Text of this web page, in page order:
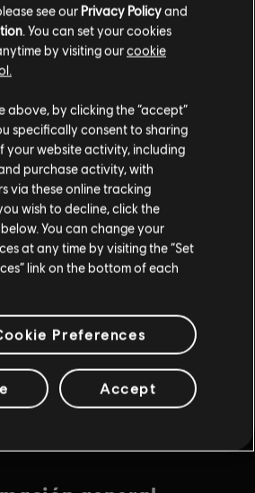
Creed Valhalla
$19.99
Creed Valhalla
Large Pack 6,600
$49.99
Creed Valhalla
of Paris
see our Privacy Policyand
. You can set your cookies
by visiting ourcookie
above, by clicking the “accept”
specifically consent to sharing
your website activity, including
purchase activity, with
via these online tracking
wish to decline, click the
You can change your
at any time by visiting the “Set
link on the bottom of each
Preferences
Accept